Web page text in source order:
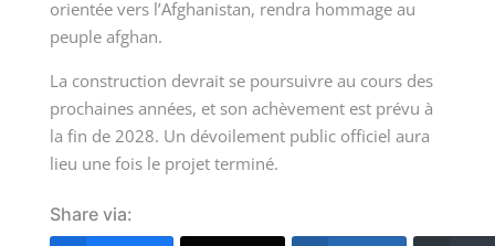
orientée vers l’Afghanistan, rendra hommage au
peuple afghan.
La construction devrait se poursuivre au cours des
prochaines années, et son achèvement est prévu à
la fin de 2028. Un dévoilement public officiel aura
lieu une fois le projet terminé.
Share via: